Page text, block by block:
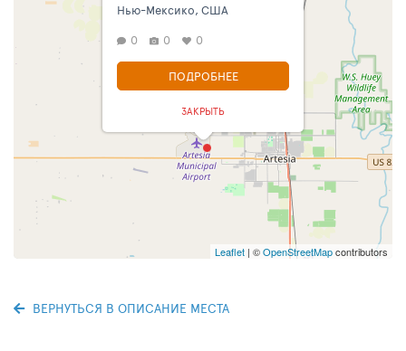
Нью-Мексико, США
0
0 0
ПОДРОБНЕЕ
ЗАКРЫТЬ
Leaflet | ©OpenStreetMapcontributors
ВЕРНУТЬСЯ В ОПИСАНИЕ МЕСТА